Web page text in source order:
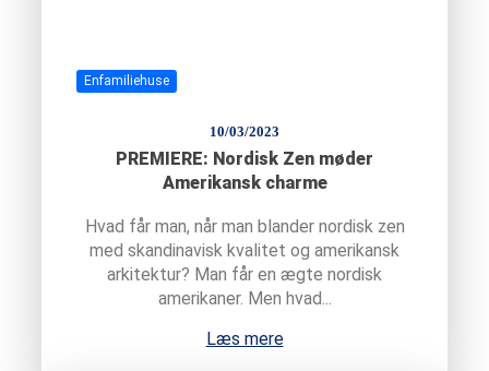
Enfamiliehuse
10/03/2023
PREMIERE: Nordisk Zen møder
Amerikansk charme
Hvad får man, når man blander nordisk zen
med skandinavisk kvalitet og amerikansk
arkitektur? Man får en ægte nordisk
amerikaner. Men hvad...
Læs mere